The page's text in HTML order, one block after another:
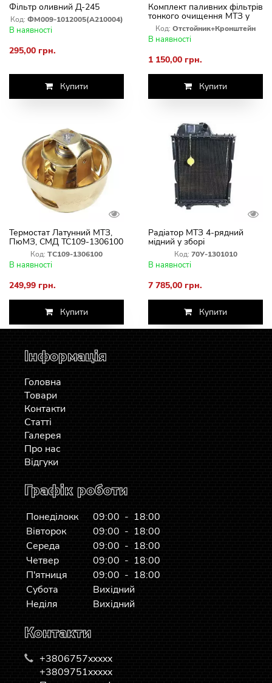
Фільтр оливний Д-245
Код: ФМ009-1012005(А210004)
В наявності
295,00 грн.
Купити
Комплект паливних фільтрів
тонкого очищення МТЗ у
зборі
Код: Отстойник+Кронштейн
В наявності
1 150,00 грн.
Купити
Термостат Латунний МТЗ,
ПюМЗ, СМД ТС109-1306100
Код: ТС109-1306100
В наявності
249,99 грн.
Купити
Радіатор МТЗ 4-рядний
мідний у зборі
Код: 70У-1301010
В наявності
7 785,00 грн.
Купити
Інформація
Головна
Товари
Контакти
Статті
Галерея
Про нас
Відгуки
Графік роботи
Понеділокк
09:00 - 18:00
Вівторок
09:00 - 18:00
Середа
09:00 - 18:00
Четвер
09:00 - 18:00
П'ятниця
09:00 - 18:00
Субота
Вихідний
Неділя
Вихідний
Контакти
+3806757xxxxx
+3809751xxxxx